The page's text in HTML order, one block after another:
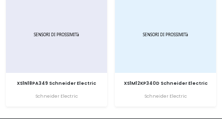
XS1N18PA349 Schneider Electric
Schneider Electric
XS1M12KP340D Schneider Electric
Schneider Electric